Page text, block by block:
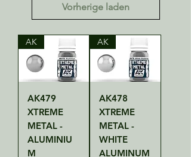
Vorherige laden
AK
AK479
XTREME
METAL -
ALUMINIU
M
AK
AK478
XTREME
METAL -
WHITE
ALUMINUM